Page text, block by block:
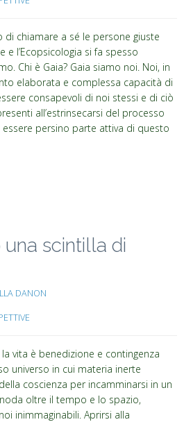
chiamare a sé le persone giuste
l’Ecopsicologia si fa spesso
Chi è Gaia? Gaia siamo noi. Noi, in
elaborata e complessa capacità di
consapevoli di noi stessi e di ciò
all’estrinsecarsi del processo
persino parte attiva di questo
scintilla di
DANON
vita è benedizione e contingenza
universo in cui materia inerte
coscienza per incamminarsi in un
oltre il tempo e lo spazio,
inimmaginabili. Aprirsi alla